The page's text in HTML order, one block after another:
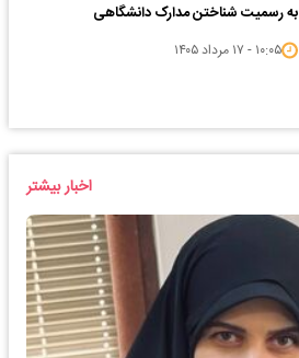
به رسمیت شناختن مدارک دانشگاهی
۱۰:۰۵ - ۱۷ مرداد ۱۴۰۵
اخبار بیشتر